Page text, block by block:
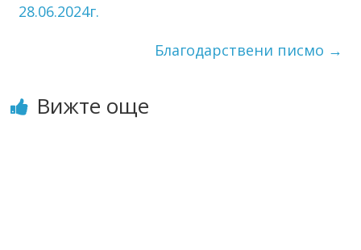
28.06.2024г.
Благодарствени писмо →
Вижте още